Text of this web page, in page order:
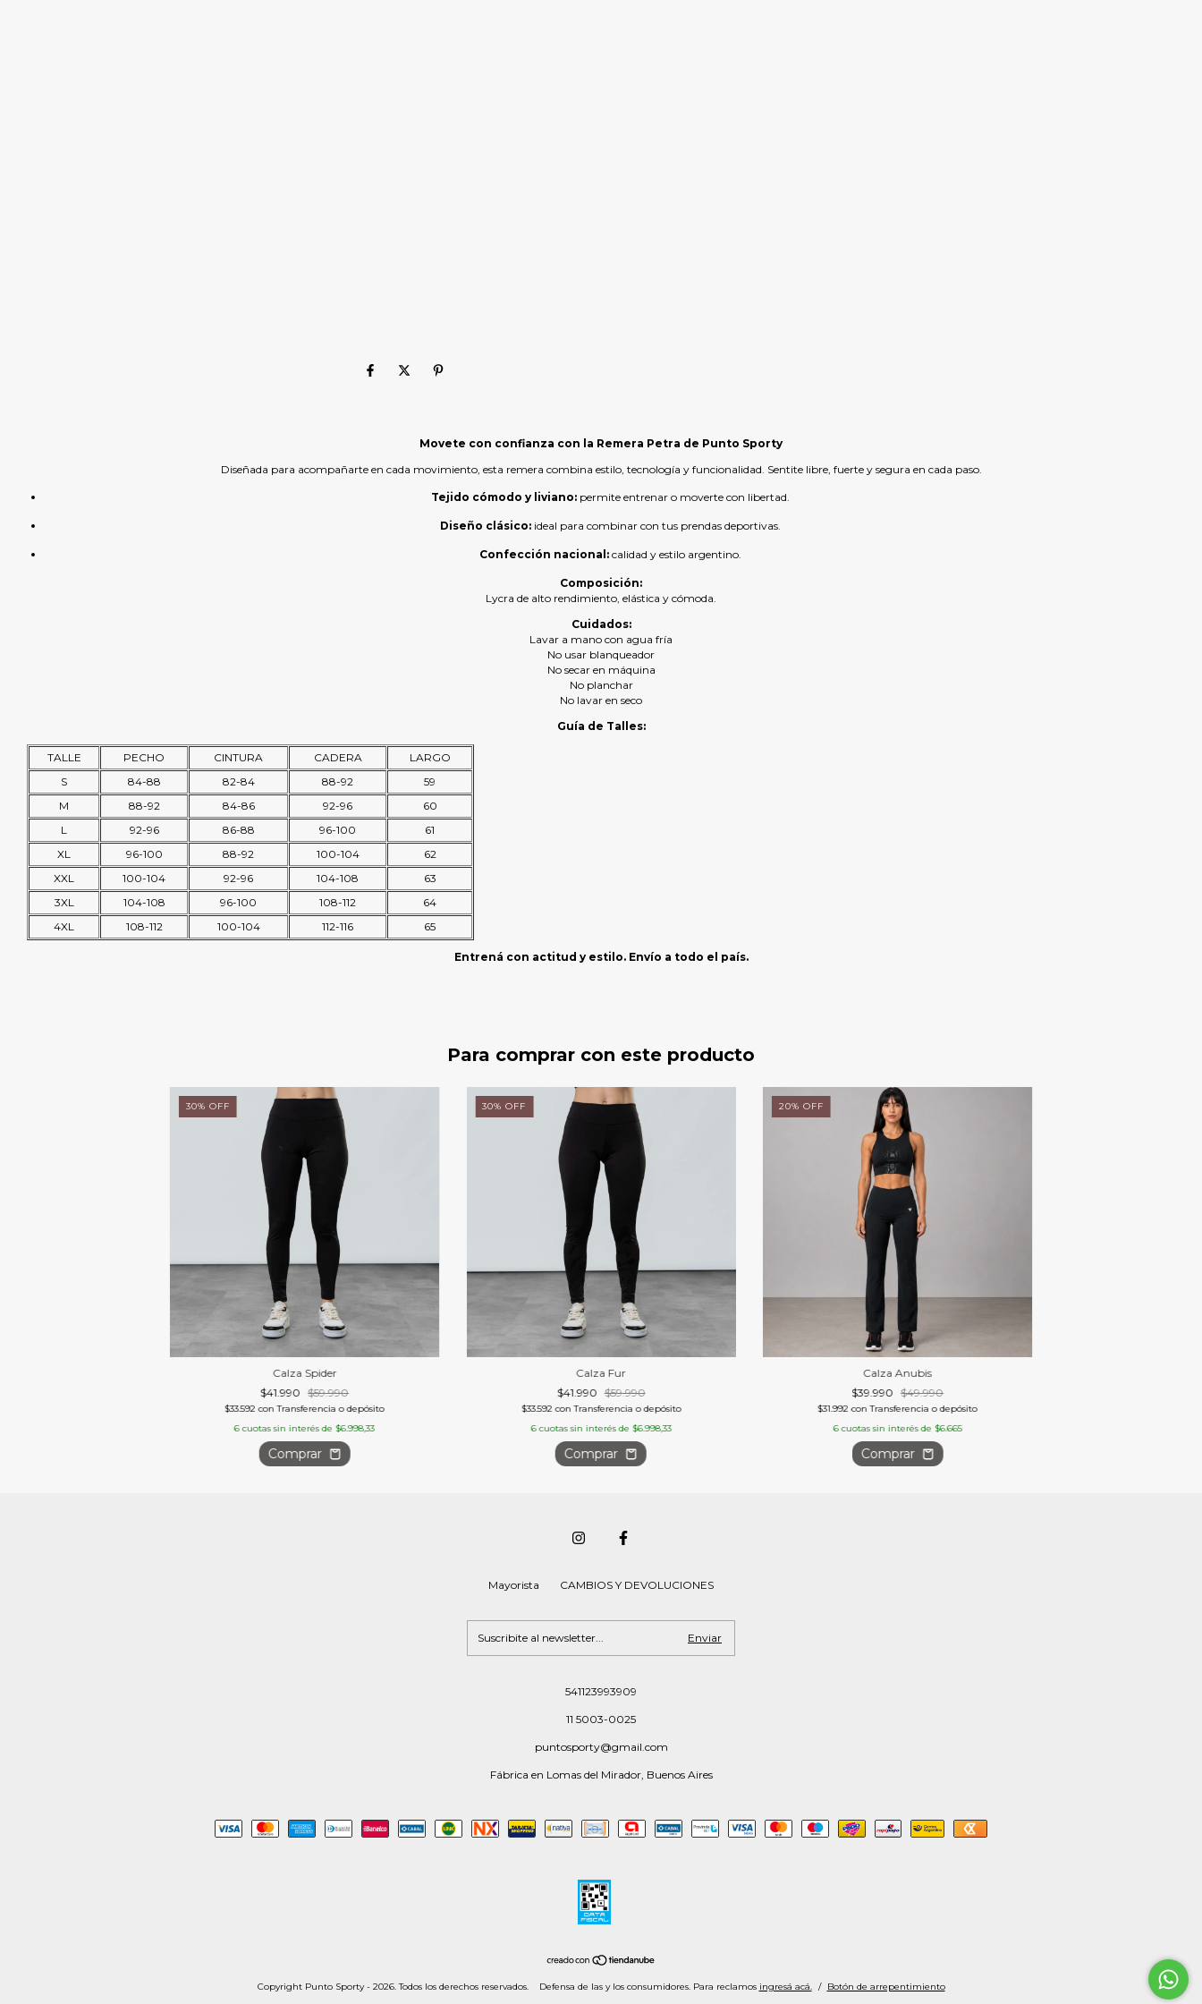
Movete con confianza con la Remera Petra de Punto Sporty
Diseñada para acompañarte en cada movimiento, esta remera combina estilo, tecnología y funcionalidad. Sentite libre, fuerte y segura en cada paso.
Tejido cómodo y liviano:permite entrenar o moverte con libertad.
Diseño clásico:ideal para combinar con tus prendas deportivas.
Confección nacional:calidad y estilo argentino.
Composición:
Lycra de alto rendimiento, elástica y cómoda.
Cuidados:
Lavar a mano con agua fría
No usar blanqueador
No secar en máquina
No planchar
No lavar en seco
Guía de Talles:
TALLE PECHO CINTURA CADERA
LARGO
S
84-88 82-84 88-92
59
M
88-92 84-86 92-96
60
L
92-96 86-88 96-100
61
XL
96-100 88-92 100-104
62
XXL
100-104 92-96 104-108
63
3XL
104-108 96-100 108-112
64
4XL
108-112 100-104 112-116 65
Entrená con actitud y estilo. Envío a todo el país.
Para comprar con este producto
30% OFF
Calza Spider
$41.990 $59.990
$33.592con Transferencia o depósito
6 cuotas sin interés de $6.998,33
Comprar
30%OFF
Calza Fur
$41.990 $59.990
$33.592con Transferencia o depósito
6 cuotas sin interés de $6.998,33
Comprar
20% OFF
Calza Anubis
$39.990 $49.990
$31.992con Transferencia o depósito
6 cuotas sin interés de $6.665
Comprar
Mayorista CAMBIOS Y DEVOLUCIONES
541123993909
11 5003-0025
puntosporty@gmail.com
Fábrica en Lomas del Mirador, Buenos Aires
Copyright Punto Sporty - 2026. Todos los derechos reservados. Defensa de las y los consumidores. Para reclamos ingresá acá. / Botón de arrepentimiento